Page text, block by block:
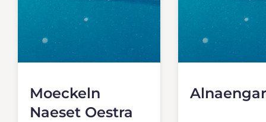
Moeckeln
Naeset Oestra